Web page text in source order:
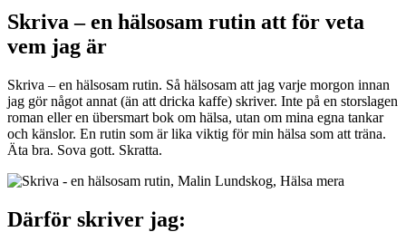
Skriva – en hälsosam rutin att för veta
vem jag är
Skriva – en hälsosam rutin. Så hälsosam att jag varje morgon innan
jag gör något annat (än att dricka kaffe) skriver. Inte på en storslagen
roman eller en übersmart bok om hälsa, utan om mina egna tankar
och känslor. En rutin som är lika viktig för min hälsa som att träna.
Äta bra. Sova gott. Skratta.
Därför skriver jag: